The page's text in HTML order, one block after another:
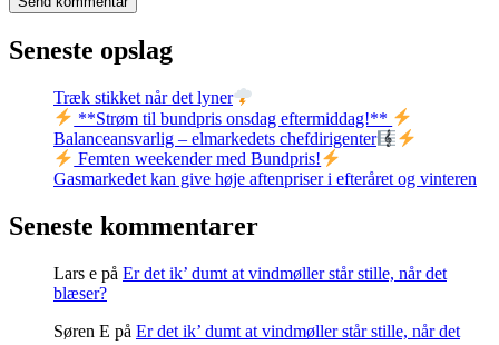
Seneste opslag
Træk stikket når det lyner
**Strøm til bundpris onsdag eftermiddag!**
Balanceansvarlig – elmarkedets chefdirigenter
Femten weekender med Bundpris!
Gasmarkedet kan give høje aftenpriser i efteråret og vinteren
Seneste kommentarer
Lars e på Er det ik’ dumt at vindmøller står stille, når det
blæser?
Søren E på Er det ik’ dumt at vindmøller står stille, når det